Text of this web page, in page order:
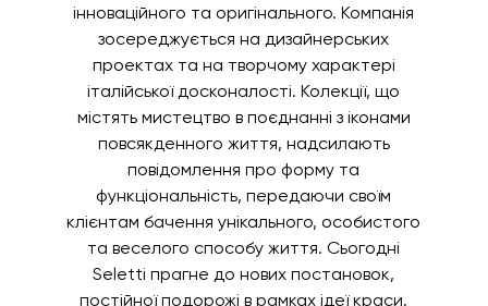
інноваційного та оригінального. Компанія
зосереджується на дизайнерських
проектах та на творчому характері
італійської досконалості. Колекції, що
містять мистецтво в поєднанні з іконами
повсякденного життя, надсилають
повідомлення про форму та
функціональність, передаючи своїм
клієнтам бачення унікального, особистого
та веселого способу життя. Сьогодні
Seletti прагне до нових постановок,
постійної подорожі в рамках ідеї краси.